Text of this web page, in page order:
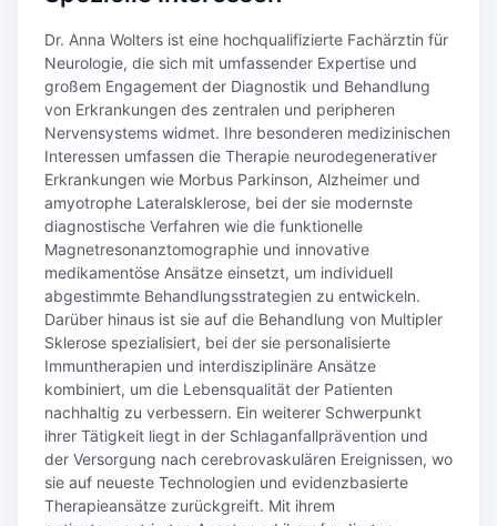
Dr. Anna Wolters ist eine hochqualifizierte Fachärztin für
Neurologie, die sich mit umfassender Expertise und
großem Engagement der Diagnostik und Behandlung
von Erkrankungen des zentralen und peripheren
Nervensystems widmet. Ihre besonderen medizinischen
Interessen umfassen die Therapie neurodegenerativer
Erkrankungen wie Morbus Parkinson, Alzheimer und
amyotrophe Lateralsklerose, bei der sie modernste
diagnostische Verfahren wie die funktionelle
Magnetresonanztomographie und innovative
medikamentöse Ansätze einsetzt, um individuell
abgestimmte Behandlungsstrategien zu entwickeln.
Darüber hinaus ist sie auf die Behandlung von Multipler
Sklerose spezialisiert, bei der sie personalisierte
Immuntherapien und interdisziplinäre Ansätze
kombiniert, um die Lebensqualität der Patienten
nachhaltig zu verbessern. Ein weiterer Schwerpunkt
ihrer Tätigkeit liegt in der Schlaganfallprävention und
der Versorgung nach cerebrovaskulären Ereignissen, wo
sie auf neueste Technologien und evidenzbasierte
Therapieansätze zurückgreift. Mit ihrem